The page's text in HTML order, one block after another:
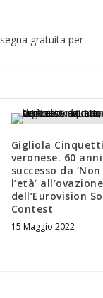
gratuita per
Gigliola
veronese. 60
successo da
l’età’ all’ovazione
dell’Eurovision
Contest
15 Maggio 2022